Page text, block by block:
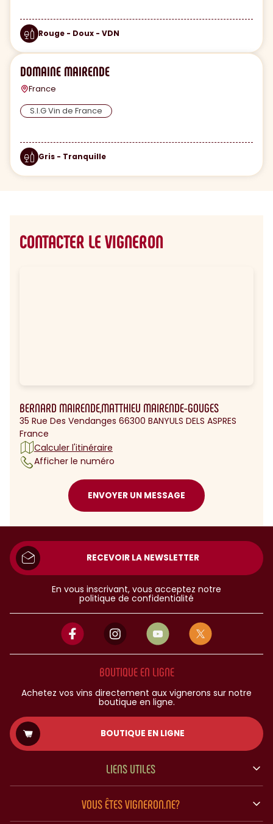
Rouge - Doux - VDN
DOMAINE MAIRENDE
France
S.I.G Vin de France
Gris - Tranquille
CONTACTER LE VIGNERON
BERNARD MAIRENDE,MATTHIEU MAIRENDE-GOUGES
35 Rue Des Vendanges 66300 BANYULS DELS ASPRES
France
Calculer l'itinéraire
Afficher le numéro
ENVOYER UN MESSAGE
RECEVOIR LA NEWSLETTER
En vous inscrivant, vous acceptez notre
politique de confidentialité
BOUTIQUE EN LIGNE
Achetez vos vins directement aux vignerons sur notre
boutique en ligne.
BOUTIQUE EN LIGNE
LIENS UTILES
VOUS ÊTES VIGNERON.NE?